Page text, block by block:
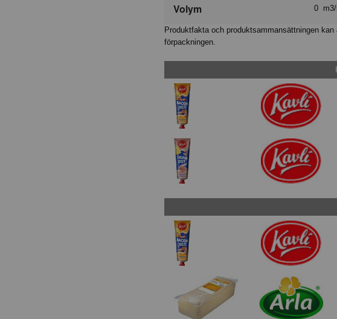
Volym 0
Produktfakta och produktsammansättningen
förpackningen.